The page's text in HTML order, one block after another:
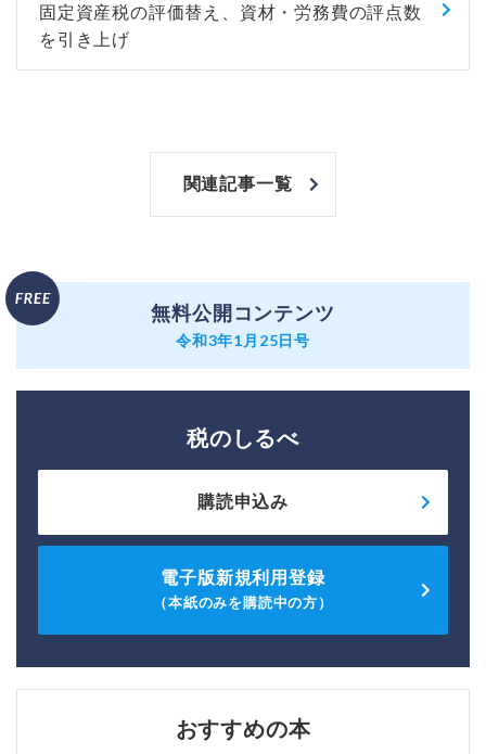
固定資産税の評価替え、資材・労務費の評点数
を引き上げ
関連記事一覧
無料公開コンテンツ
令和3年1月25日号
税のしるべ
購読申込み
電子版新規利用登録
（本紙のみを購読中の方）
おすすめの本